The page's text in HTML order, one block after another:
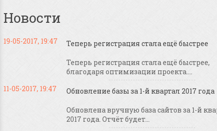
Новости
19-05-2017, 19:47 Теперь регистрация стала ещё быстрее
Теперь регистрация стала ещё быстрее,
благодаря оптимизации проекта....
11-05-2017, 19:47
Обновление базы за 1-й квартал 2017 года
Обновлена вручную база сайтов за 1-й
2017 года. Отчёт будет...